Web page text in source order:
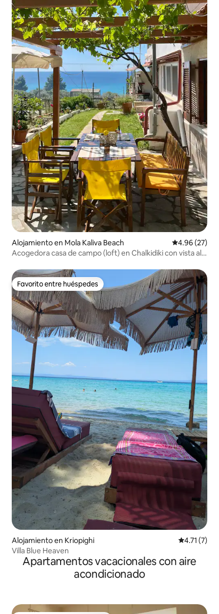
Alojamiento en Mola Kaliva Beach Calificación
4.96 (27)
Acogedora casa de campo (loft) en Chalkidiki con vista al
Favorito entre huéspedes
Favorito entre huéspedes
Alojamiento en Kriopighi Calificación
4.71 (7)
Villa Blue Heaven
Apartamentos vacacionales con aire
acondicionado